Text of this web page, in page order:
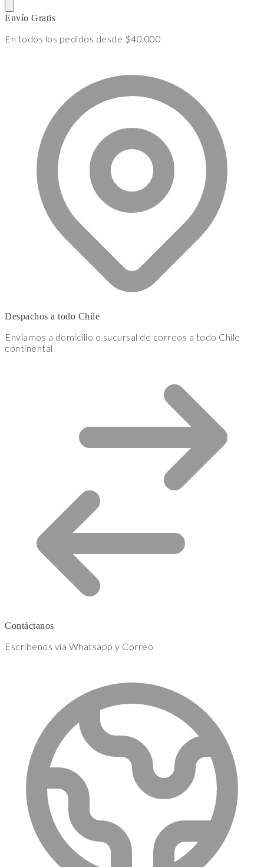
Envío Gratis
En todos los pedidos desde $40.000
Despachos a todo Chile
Enviamos a domicilio o sucursal de correos a todo Chile
continental
Contáctanos
Escríbenos vía Whatsapp y Correo